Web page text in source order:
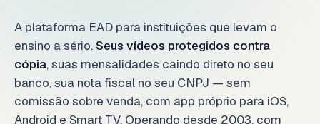
A plataforma EAD para instituições que levam o
ensino a sério.Seus vídeos protegidos contra
cópia, suas mensalidades caindo direto no seu
banco, sua nota fiscal no seu CNPJ — sem
comissão sobre venda, com app próprio para iOS,
Android e Smart TV. Operando desde 2003, com